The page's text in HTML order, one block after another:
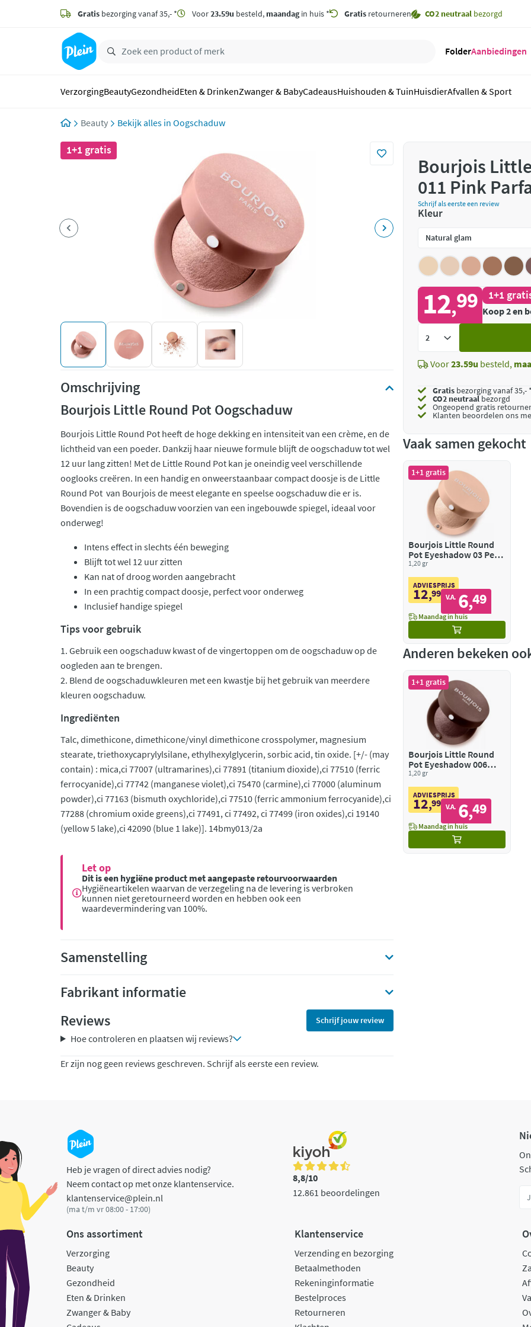
zoeken
hoofdinhoud
Gratis bezorging vanaf 35,- * Voor23.59u besteld, maandagin huis * Gratis retourneren CO2 neutraal bezorgd
FolderAanbiedingen
VerzorgingBeautyGezondheidEten & DrinkenZwanger & BabyCadeausHuishouden & TuinHuisdierAfvallen & Sport
Beauty Oogschaduw
1+1 gratis
Omschrijving
Bourjois Little Round Pot Oogschaduw
Bourjois Little Round Pot heeft de hoge dekking en intensiteit van een crème, en de
lichtheid van een poeder. Dankzij haar nieuwe formule blijft de oogschaduw tot wel
12 uur lang zitten! Met de Little Round Pot kan je oneindig veel verschillende
ooglooks creëren. In een handig en onweerstaanbaar compact doosje is de Little
Round Pot van Bourjois de meest elegante en speelse oogschaduw die er is.
Bovendien is de oogschaduw voorzien van een ingebouwde spiegel, ideaal voor
onderweg!
Intens effect in slechts één beweging
Blijft tot wel 12 uur zitten
Kan nat of droog worden aangebracht
In een prachtig compact doosje, perfect voor onderweg
Inclusief handige spiegel
Tips voor gebruik
1. Gebruik een oogschaduw kwast of de vingertoppen om de oogschaduw op de
oogleden aan te brengen.
2. Blend de oogschaduwkleuren met een kwastje bij het gebruik van meerdere
kleuren oogschaduw.
Ingrediënten
Talc, dimethicone, dimethicone/vinyl dimethicone crosspolymer, magnesium
stearate, triethoxycaprylylsilane, ethylhexylglycerin, sorbic acid, tin oxide. [+/- (may
contain) : mica,ci 77007 (ultramarines),ci 77891 (titanium dioxide),ci 77510 (ferric
ferrocyanide),ci 77742 (manganese violet),ci 75470 (carmine),ci 77000 (aluminum
powder),ci 77163 (bismuth oxychloride),ci 77510 (ferric ammonium ferrocyanide),ci
77288 (chromium oxide greens),ci 77491, ci 77492, ci 77499 (iron oxides),ci 19140
(yellow 5 lake),ci 42090 (blue 1 lake)]. 14bmy013/2a
Let op
Dit is een hygiëne product met aangepaste retourvoorwaarden
Hygiëneartikelen waarvan de verzegeling na de levering is verbroken
kunnen niet geretourneerd worden en hebben ook een
waardevermindering van 100%.
Samenstelling
Fabrikant informatie
Reviews
Schrijf jouw review
Hoe controleren en plaatsen wij reviews?
Er zijn nog geen reviews geschreven. Schrijf als eerste een review.
Bourjois
011 Pink
Schrijf als eerste een review
Kleur
12,99 1+1
Koop 2 en
Voor23.59u besteld,
Gratis bezorging vanaf 35,-
CO2 neutraalbezorgd
Ongeopend gratis
Klanten beoordelen ons
Vaak samen gekocht
1+1 gratis
Bourjois Little Round
Pot Eyeshadow 03 Peau
De Peach
1,20 gr
ADVIESPRIJS
12,99 V.A. 6,49
Maandag in huis
Anderen bekeken
1+1 gratis
Bourjois Little Round
Pot Eyeshadow 006
Aura De Nuit
1,20 gr
ADVIESPRIJS
12,99 V.A. 6,49
Maandag in huis
Heb je vragen of direct advies nodig?
Neem contact op met onze klantenservice.
klantenservice@plein.nl
(ma t/m vr 08:00 - 17:00)
8,8/10
12.861 beoordelingen
Ons assortiment
Verzorging
Beauty
Gezondheid
Eten & Drinken
Zwanger & Baby
Klantenservice
Verzending en bezorging
Betaalmethoden
Rekeninginformatie
Bestelproces
Retourneren